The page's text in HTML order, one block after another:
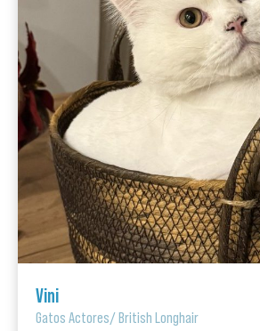
Vini
Gatos Actores/British Longhair